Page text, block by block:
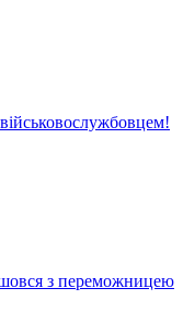
з переможницею